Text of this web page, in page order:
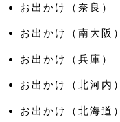
お出かけ（奈良）
お出かけ（南大阪）
お出かけ（兵庫）
お出かけ（北河内）
お出かけ（北海道）